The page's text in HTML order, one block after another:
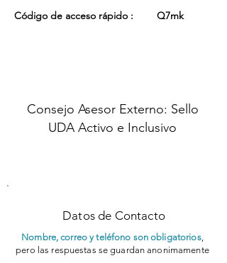
Código de acceso rápido : Q7mk
Consejo Asesor Externo: Sello
UDA Activo e Inclusivo
Datos de Contacto
Nombre, correo y teléfono son obligatorios,
pero las respuestas se guardan anonimamente